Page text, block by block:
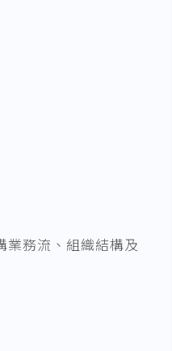
務流、組織結構及